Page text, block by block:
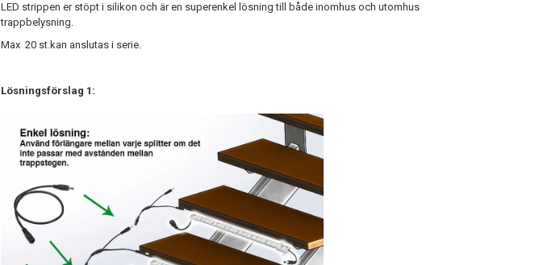
LED strippen er stöpt i silikon och är en superenkel lösning till både inomhus och utomhus
trappbelysning.
Max 20 st.kan anslutas i serie.
Lösningsförslag 1: